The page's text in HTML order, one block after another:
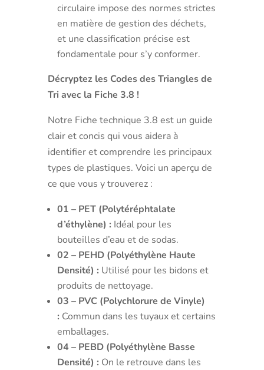
circulaire impose des normes strictes
en matière de gestion des déchets,
et une classification précise est
fondamentale pour s’y conformer.
Décryptez les Codes des Triangles de
Tri avec la Fiche 3.8 !
Notre Fiche technique 3.8 est un guide
clair et concis qui vous aidera à
identifier et comprendre les principaux
types de plastiques. Voici un aperçu de
ce que vous y trouverez :
01 – PET (Polytéréphtalate
d’éthylène) : Idéal pour les
bouteilles d’eau et de sodas.
02 – PEHD (Polyéthylène Haute
Densité) : Utilisé pour les bidons et
produits de nettoyage.
03 – PVC (Polychlorure de Vinyle)
: Commun dans les tuyaux et certains
emballages.
04 – PEBD (Polyéthylène Basse
Densité) : On le retrouve dans les